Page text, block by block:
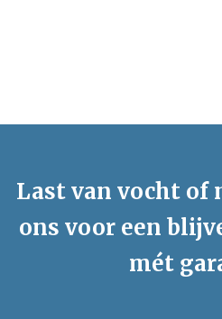
Last van vocht of
ons voor een
mét